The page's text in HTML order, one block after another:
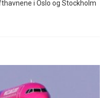
i Oslo og Stockholm